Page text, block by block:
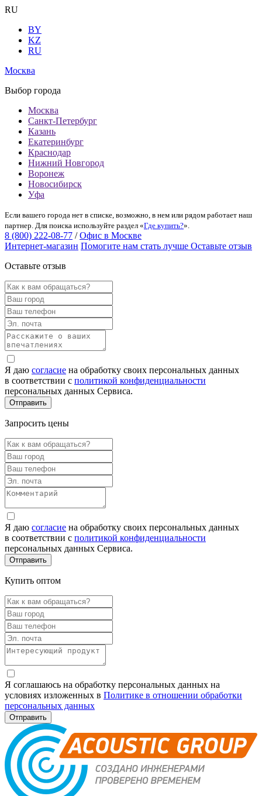
RU
BY
KZ
RU
Москва
Выбор города
Москва
Санкт-Петербург
Казань
Екатеринбург
Краснодар
Нижний Новгород
Воронеж
Новосибирск
Уфа
Если вашего города нет в списке, возможно, в нем или рядом работает наш
партнер. Для поиска используйте раздел «Где купить?».
8 (800) 222-08-77 / Офис в Москве
Интернет-магазин Помогите нам стать лучше Оставьте отзыв
Оставьте отзыв
Я даю согласие на обработку своих персональных данных
в соответствии с политикой конфиденциальности
персональных данных Сервиса.
Запросить цены
Я даю согласие на обработку своих персональных данных
в соответствии с политикой конфиденциальности
персональных данных Сервиса.
Купить оптом
Я соглашаюсь на обработку персональных данных на
условиях изложенных в Политике в отношении обработки
персональных данных